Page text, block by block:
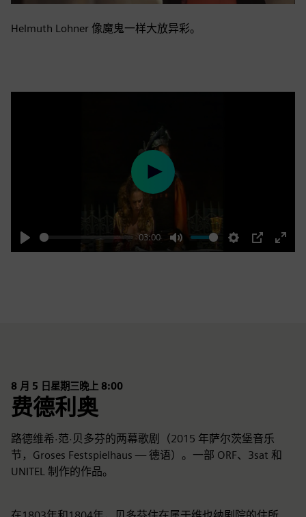
Helmuth Lohner 像魔鬼一样大放异彩。
Play
03:00
Mute Settings
PIP
Enter
Play
8 月 5 日星期三晚上 8:00
费德利奥
路德维希·范·贝多芬的两幕歌剧（2015 年萨尔茨堡音乐
节，Groses Festspielhaus — 德语）。一部 ORF、3sat 和
UNITEL 制作的作品。